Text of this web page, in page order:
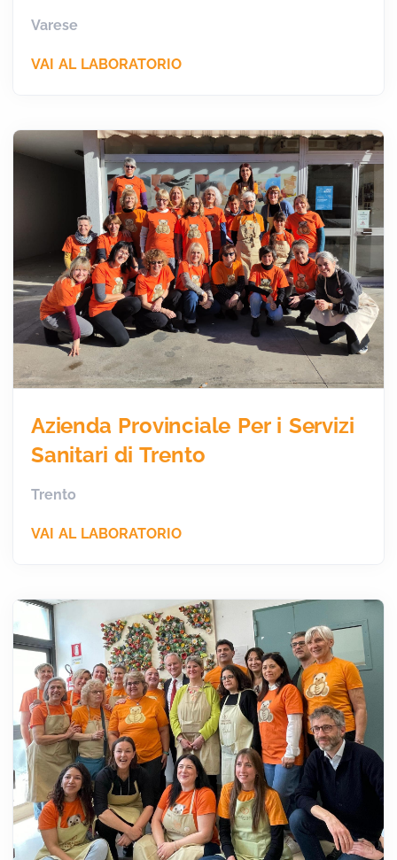
Varese
VAI AL LABORATORIO
Azienda Provinciale Per i Servizi
Sanitari di Trento
Trento
VAI AL LABORATORIO